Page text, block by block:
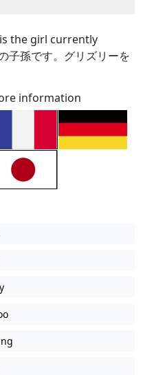
the girl currently
孫です。グリズリーを
information